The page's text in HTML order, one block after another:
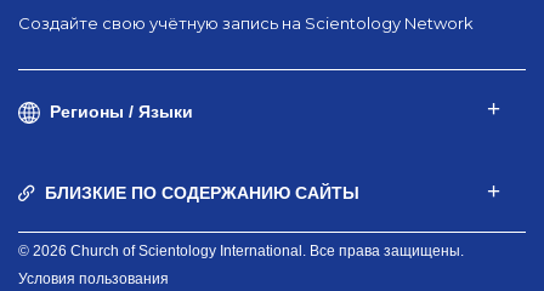
Создайте свою учётную запись на Scientology Network
Регионы / Языки
БЛИЗКИЕ ПО СОДЕРЖАНИЮ САЙТЫ
© 2026 Church of Scientology International. Все права защищены.
Условия пользования